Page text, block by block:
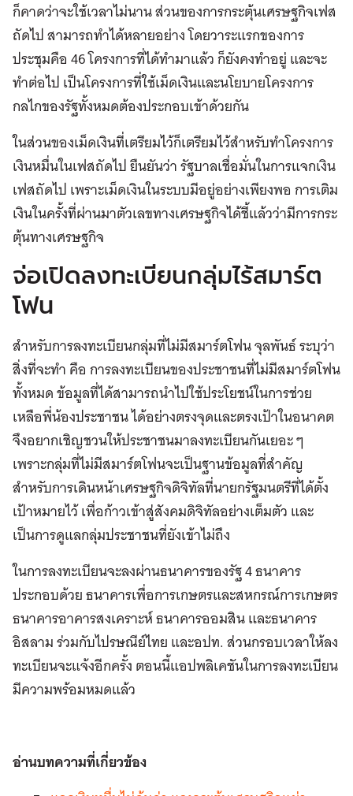
ก็คาดว่าจะใช้เวลาไม่นาน ส่วนของการกระตุ้นเศรษฐกิจเฟส
ถัดไป สามารถทำได้หลายอย่าง โดยวาระแรกของการ
ประชุมคือ 46 โครงการที่ได้ทำมาแล้ว ก็ยังคงทำอยู่ และจะ
ทำต่อไป เป็นโครงการที่ใช้เม็ดเงินและนโยบายโครงการ
กลไกของรัฐทั้งหมดต้องประกอบเข้าด้วยกัน
ในส่วนของเม็ดเงินที่เตรียมไว้ก็เตรียมไว้สำหรับทำโครงการ
เงินหมื่นในเฟสถัดไป ยืนยันว่า รัฐบาลเชื่อมั่นในการแจกเงิน
เฟสถัดไป เพราะเม็ดเงินในระบบมีอยู่อย่างเพียงพอ การเติม
เงินในครั้งที่ผ่านมาตัวเลขทางเศรษฐกิจได้ชี้แล้วว่ามีการกระ
ตุ้นทางเศรษฐกิจ
จ่อเปิดลงทะเบียนกลุ่มไร้สมาร์ต
โฟน
สำหรับการลงทะเบียนกลุ่มที่ไม่มีสมาร์ตโฟน จุลพันธ์ ระบุว่า
สิ่งที่จะทำ คือ การลงทะเบียนของประชาชนที่ไม่มีสมาร์ตโฟน
ทั้งหมด ข้อมูลที่ได้สามารถนำไปใช้ประโยชน์ในการช่วย
เหลือพี่น้องประชาชน ได้อย่างตรงจุดและตรงเป้าในอนาคต
จึงอยากเชิญชวนให้ประชาชนมาลงทะเบียนกันเยอะ ๆ
เพราะกลุ่มที่ไม่มีสมาร์ตโฟนจะเป็นฐานข้อมูลที่สำคัญ
สำหรับการเดินหน้าเศรษฐกิจดิจิทัลที่นายกรัฐมนตรีที่ได้ตั้ง
เป้าหมายไว้ เพื่อก้าวเข้าสู่สังคมดิจิทัลอย่างเต็มตัว และ
เป็นการดูแลกลุ่มประชาชนที่ยังเข้าไม่ถึง
ในการลงทะเบียนจะลงผ่านธนาคารของรัฐ 4 ธนาคาร
ประกอบด้วย ธนาคารเพื่อการเกษตรและสหกรณ์การเกษตร
ธนาคารอาคารสงเคราะห์ ธนาคารออมสิน และธนาคาร
อิสลาม ร่วมกับไปรษณีย์ไทย และอปท. ส่วนกรอบเวลาให้ลง
ทะเบียนจะแจ้งอีกครั้ง ตอนนี้แอปพลิเคชันในการลงทะเบียน
มีความพร้อมหมดแล้ว
อ่านบทความที่เกี่ยวข้อง